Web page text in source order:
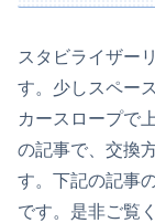
スタビライザー
す。少しスペー
カースロープで
の記事で、交換
す。下記の記事
です。是非ご覧